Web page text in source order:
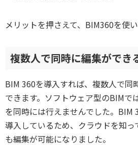
メリットを押さえて、BIM360を使
複数人で同時に編集ができ
BIM 360を導入すれば、複数人で同
できます。ソフトウェア型のBIMで
を同時には行えませんでした。BIM
導入しているため、クラウドを知
も編集が可能になりました。